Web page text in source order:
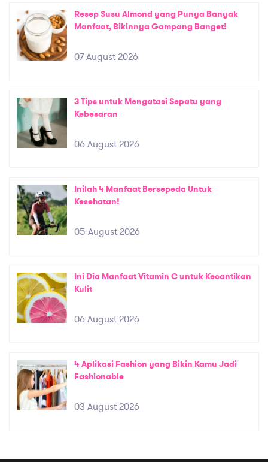
Resep Susu Almond yang Punya Banyak
Manfaat, Bikinnya Gampang Banget!
07 August 2026
3 Tips untuk Mengatasi Sepatu yang
Kebesaran
06 August 2026
Inilah 4 Manfaat Bersepeda Untuk
Kesehatan!
05 August 2026
Ini Dia Manfaat Vitamin C untuk Kecantikan
Kulit
06 August 2026
4 Aplikasi Fashion yang Bikin Kamu Jadi
Fashionable
03 August 2026